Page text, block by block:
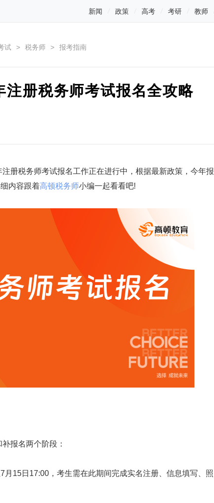
新闻 政策 高考 考研 教师
试 > 税务师 > 报考指南
册税务师考试报名全攻略
税务师考试报名工作正在进行中，根据最新政策，今年报
内容跟着高顿税务师小编一起看看吧!
报名两个阶段：
15日17:00，考生需在此期间完成实名注册、信息填写、照